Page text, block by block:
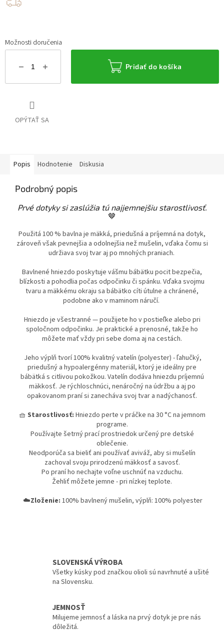
Možnosti doručenia
Pridať do košíka
OPÝTAŤ SA
Popis Hodnotenie Diskusia
Podrobný popis
Prvé dotyky si zaslúžia tú najjemnejšiu starostlivosť.
🤎
Použitá 100 % bavlna je mäkká, priedušná a príjemná na dotyk,
zároveň však pevnejšia a odolnejšia než mušelin, vďaka čomu si
udržiava svoj tvar aj po mnohých praniach.
Bavlnené hniezdo poskytuje vášmu bábätku pocit bezpečia,
blízkosti a pohodlia počas odpočinku či spánku. Vďaka svojmu
tvaru a mäkkému okraju sa bábätko cíti útulne a chránené,
podobne ako v maminom náručí.
Hniezdo je všestranné — použijete ho v postieľke alebo pri
spoločnom odpočinku. Je praktické a prenosné, takže ho
môžete mať vždy pri sebe doma aj na cestách.
Jeho výplň tvorí 100% kvalitný vatelín (polyester) - ľahučký,
priedušný a hypoalergénny materiál, ktorý je ideálny pre
bábätká s citlivou pokožkou. Vatelín dodáva hniezdu príjemnú
mäkkosť. Je rýchloschnúci, nenáročný na údržbu a aj po
opakovanom praní si zanecháva svoj tvar a nadýchanosť.
🧺 Starostlivosť: Hniezdo perte v práčke na 30 °C na jemnom
programe.
Používajte šetrný prací prostriedok určený pre detské
oblečenie.
Neodporúča sa bieliť ani používať aviváž, aby si mušelín
zachoval svoju prirodzenú mäkkosť a savosť.
Po praní ho nechajte voľne uschnúť na vzduchu.
Žehliť môžete jemne - pri nízkej teplote.
☁️Zloženie: 100% bavlnený mušelin, výplň: 100% polyester
SLOVENSKÁ VÝROBA
Všetky kúsky pod značkou olioli sú navrhnuté a ušité
na Slovensku.
JEMNOSŤ
Milujeme jemnosť a láska na prvý dotyk je pre nás
dôležitá.